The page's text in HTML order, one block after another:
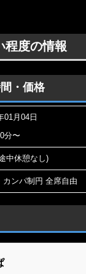
程度の情報
・価格
01月04日
分〜
中休憩なし)
カンパ制円 全席自由